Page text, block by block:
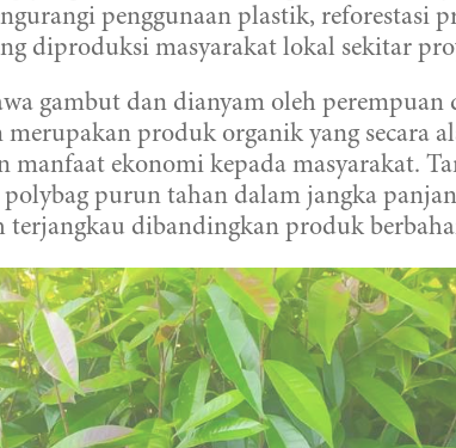
penggunaan plastik, reforestasi
diproduksi masyarakat lokal sekitar
gambut dan dianyam oleh perempuan
produk organik yang secara
manfaat ekonomi kepada masyarakat.
purun tahan dalam jangka
terjangkau dibandingkan produk